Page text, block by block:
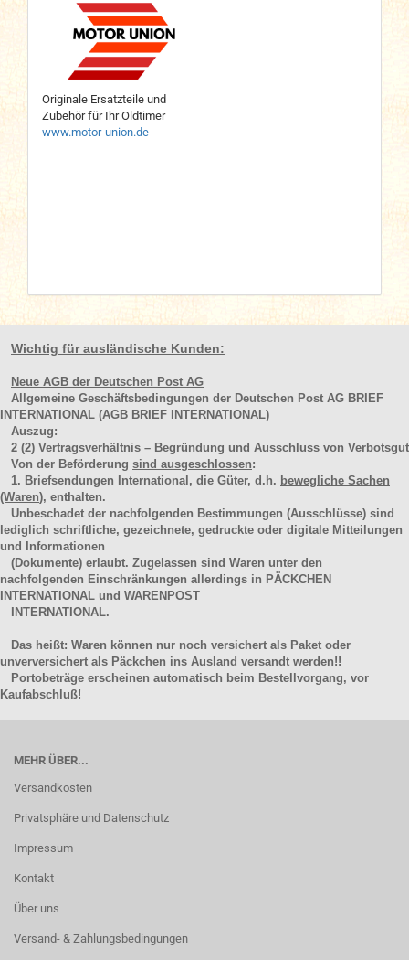
Originale Ersatzteile und
Zubehör für Ihr Oldtimer
www.motor-union.de
Wichtig für ausländische Kunden:
Neue AGB der Deutschen Post AG
Allgemeine Geschäftsbedingungen der Deutschen Post AG BRIEF
INTERNATIONAL (AGB BRIEF INTERNATIONAL)
Auszug:
2 (2) Vertragsverhältnis – Begründung und Ausschluss von Verbotsgut
Von der Beförderung sind ausgeschlossen:
1. Briefsendungen International, die Güter, d.h. bewegliche Sachen
(Waren), enthalten.
Unbeschadet der nachfolgenden Bestimmungen (Ausschlüsse) sind
lediglich schriftliche, gezeichnete, gedruckte oder digitale Mitteilungen
und Informationen
(Dokumente) erlaubt. Zugelassen sind Waren unter den
nachfolgenden Einschränkungen allerdings in PÄCKCHEN
INTERNATIONAL und WARENPOST
INTERNATIONAL.
Das heißt: Waren können nur noch versichert als Paket oder
unverversichert als Päckchen ins Ausland versandt werden!!
Portobeträge erscheinen automatisch beim Bestellvorgang, vor
Kaufabschluß!
MEHR ÜBER...
Versandkosten
Privatsphäre und Datenschutz
Impressum
Kontakt
Über uns
Versand- & Zahlungsbedingungen